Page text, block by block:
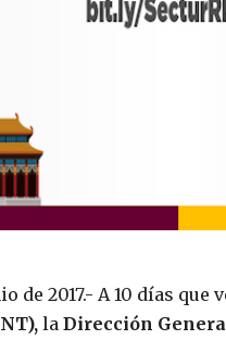
de 2017.- A 10 días
la Dirección